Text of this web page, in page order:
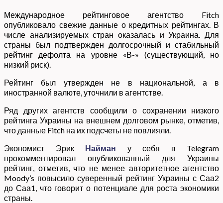
Международное рейтинговое агентство Fitch
опубликовало свежие данные о кредитных рейтингах. В
числе анализируемых стран оказалась и Украина. Для
страны был подтвержден долгосрочный и стабильный
рейтинг дефолта на уровне «В-» (существующий, но
низкий риск).
Рейтинг был утвержден не в национальной, а в
иностранной валюте, уточнили в агентстве.
Ряд других агентств сообщили о сохранении низкого
рейтинга Украины на внешнем долговом рынке, отметив,
что данные Fitch на их подсчеты не повлияли.
Экономист Эрик Найман у себя в Telegram
прокомментировал опубликованный для Украины
рейтинг, отметив, что не менее авторитетное агентство
Moody’s повысило суверенный рейтинг Украины с Саа2
до Саа1, что говорит о потенциале для роста экономики
страны.